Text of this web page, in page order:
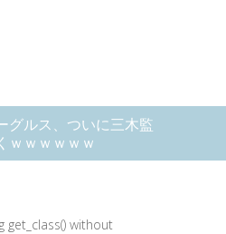
グルス、ついに三木監
ｗｗｗｗｗｗ
get_class() without